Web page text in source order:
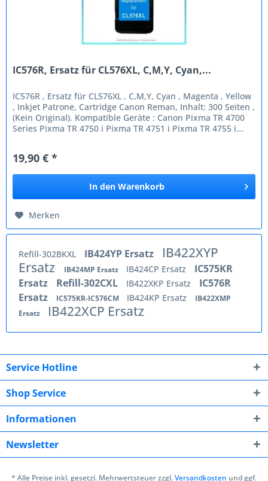
IC576R, Ersatz für CL576XL, C,M,Y, Cyan,...
IC576R , Ersatz für CL576XL , C,M,Y, Cyan , Magenta , Yellow
, Inkjet Patrone, Cartridge Canon Reman, Inhalt: 300 Seiten ,
(Kein Original). Kompatible Geräte : Canon Pixma TR 4700
Series Pixma TR 4750 i Pixma TR 4751 i Pixma TR 4755 i...
19,90 € *
In den Warenkorb
Merken
Refill-302BKXL IB424YP Ersatz
IB422XYP
Ersatz
IB424MP Ersatz IB424CP Ersatz
IC575KR
Ersatz
Refill-302CXL IB422XKP Ersatz
IC576R
Ersatz
IC575KR-IC576CM IB424KP Ersatz
IB422XMP
Ersatz
IB422XCP Ersatz
Service Hotline
Shop Service
Informationen
Newsletter
* Alle Preise inkl. gesetzl. Mehrwertsteuer zzgl.Versandkosten und ggf.